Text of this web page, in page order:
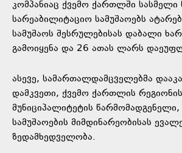
კომპანიაც ქვემო ქართლში სასმელი
სარეაბილიტაციო სამუშაოებს
სამუშაოს შესრულებისას დაბალი
გამოიყენა და 26 ათას ლარს
ასევე, სამართალდამცველებმა
დამკვეთი, ქვემო ქართლის
მუნიციპალიტეტის
სამუშაოების მიმდინარეობისას
ზედამხედველობა.